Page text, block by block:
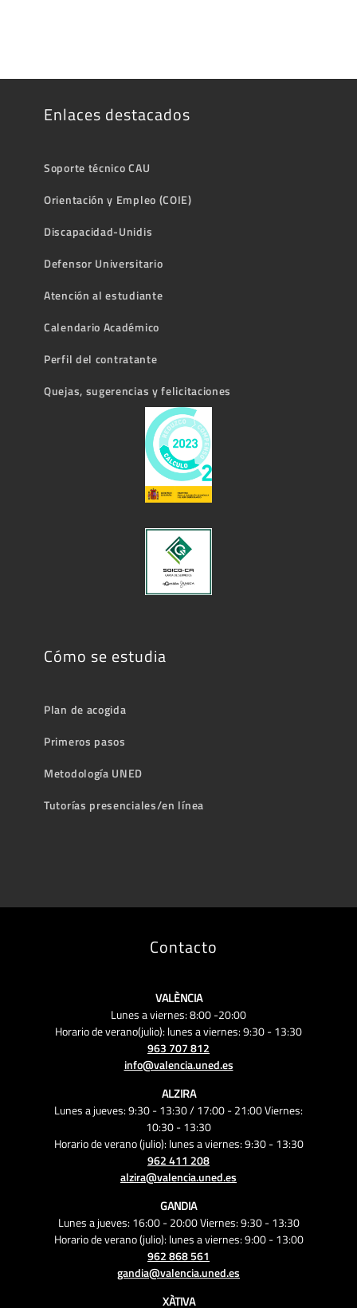
Enlaces destacados
Soporte técnico CAU
Orientación y Empleo (COIE)
Discapacidad-Unidis
Defensor Universitario
Atención al estudiante
Calendario Académico
Perfil del contratante
Quejas, sugerencias y felicitaciones
Cómo se estudia
Plan de acogida
Primeros pasos
Metodología UNED
Tutorías presenciales/en línea
Contacto
VALÈNCIA
Lunes a viernes: 8:00 -20:00
Horario de verano(julio): lunes a viernes: 9:30 - 13:30
963 707 812
info@valencia.uned.es
ALZIRA
Lunes a jueves: 9:30 - 13:30 / 17:00 - 21:00 Viernes:
10:30 - 13:30
Horario de verano (julio): lunes a viernes: 9:30 - 13:30
962 411 208
alzira@valencia.uned.es
GANDIA
Lunes a jueves: 16:00 - 20:00 Viernes: 9:30 - 13:30
Horario de verano (julio): lunes a viernes: 9:00 - 13:00
962 868 561
gandia@valencia.uned.es
XÀTIVA